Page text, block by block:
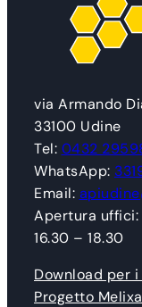
via Armando
33100 Udine
Tel: 0432
WhatsApp:
Email:
Apertura uffici:
16.30 – 18.30
Download per i
Progetto Melixa